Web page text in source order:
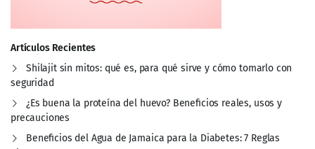
Artículos Recientes
Shilajit sin mitos: qué es, para qué sirve y cómo tomarlo con
seguridad
¿Es buena la proteína del huevo? Beneficios reales, usos y
precauciones
Beneficios del Agua de Jamaica para la Diabetes: 7 Reglas